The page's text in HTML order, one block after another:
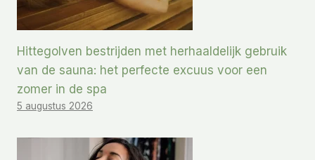
Hittegolven bestrijden met herhaaldelijk gebruik
van de sauna: het perfecte excuus voor een
zomer in de spa
5 augustus 2026